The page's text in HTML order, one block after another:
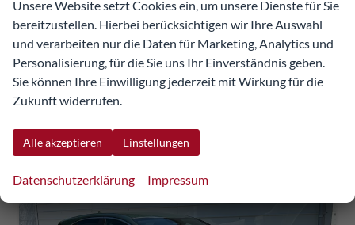
26.808,53 €
26.567,64 €
UVP:32.954,62 €
incl. 20% MwSt.
inkl. NoVA
Details
CO2 -Klasse:E
CO -Emissionen:143,00 g/km
Unsere Website setzt Cookies ein, um unsere Dienste für Sie
bereitzustellen. Hierbei berücksichtigen wir Ihre Auswahl
und verarbeiten nur die Daten für Marketing, Analytics und
Personalisierung, für die Sie uns Ihr Einverständnis geben.
Sie können Ihre Einwilligung jederzeit mit Wirkung für die
Zukunft widerrufen.
Alle akzeptieren Einstellungen
Datenschutzerklärung Impressum